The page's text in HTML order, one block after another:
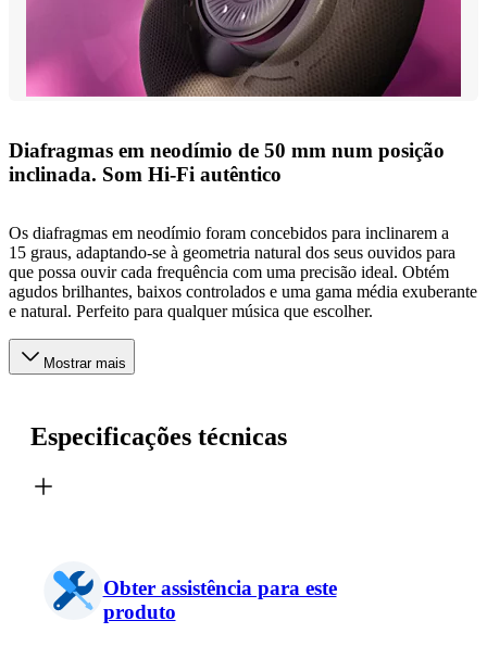
Diafragmas em neodímio de 50 mm num posição
inclinada. Som Hi-Fi autêntico
Os diafragmas em neodímio foram concebidos para inclinarem a
15 graus, adaptando-se à geometria natural dos seus ouvidos para
que possa ouvir cada frequência com uma precisão ideal. Obtém
agudos brilhantes, baixos controlados e uma gama média exuberante
e natural. Perfeito para qualquer música que escolher.
Mostrar mais
Especificações técnicas
Obter assistência para este
produto